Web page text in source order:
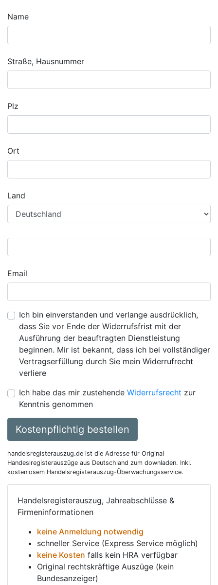
Name
Straße, Hausnummer
Plz
Ort
Land
Email
Ich bin einverstanden und verlange ausdrücklich,
dass Sie vor Ende der Widerrufsfrist mit der
Ausführung der beauftragten Dienstleistung
beginnen. Mir ist bekannt, dass ich bei vollständiger
Vertragserfüllung durch Sie mein Widerrufrecht
verliere
Ich habe das mir zustehende Widerrufsrecht zur
Kenntnis genommen
Kostenpflichtig bestellen
handelsregisterauszug.de ist die Adresse für Original
Handeslregisterauszüge aus Deutschland zum downladen. Inkl.
kostenlosem Handelsregisterauszug-Überwachungsservice.
Handelsregisterauszug, Jahreabschlüsse &
Firmeninformationen
keine Anmeldung notwendig
schneller Service (Express Service möglich)
keine Kosten falls kein HRA verfügbar
Original rechtskräftige Auszüge (kein
Bundesanzeiger)